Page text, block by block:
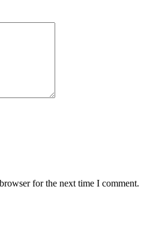
for the next time I comment.